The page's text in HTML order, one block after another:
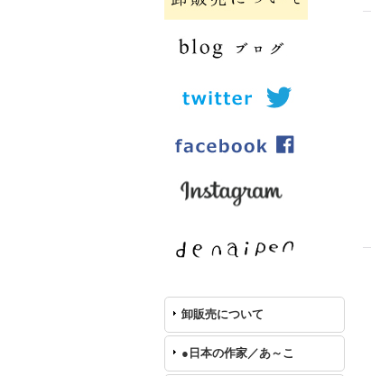
卸販売について
●日本の作家／あ～こ